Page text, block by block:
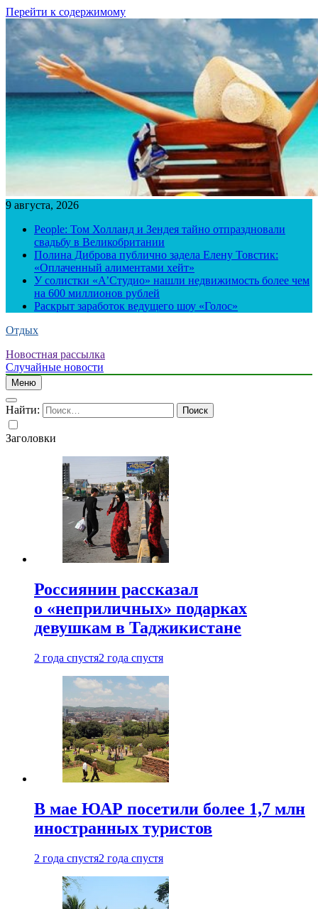
Перейти к содержимому
9 августа, 2026
People: Том Холланд и Зендея тайно отпраздновали
свадьбу в Великобритании
Полина Диброва публично задела Елену Товстик:
«Оплаченный алиментами хейт»
У солистки «А’Студио» нашли недвижимость более чем
на 600 миллионов рублей
Раскрыт заработок ведущего шоу «Голос»
Отдых
Новостная рассылка
Случайные новости
Меню
Найти:
Заголовки
Россиянин рассказал
о «неприличных» подарках
девушкам в Таджикистане
2 года спустя2 года спустя
В мае ЮАР посетили более 1,7 млн
иностранных туристов
2 года спустя2 года спустя